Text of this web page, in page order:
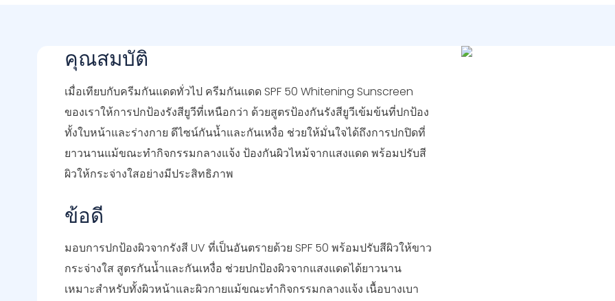
คุณสมบัติ
เมื่อเทียบกับครีมกันแดดทั่วไป ครีมกันแดด SPF 50 Whitening Sunscreen
ของเราให้การปกป้องรังสียูวีที่เหนือกว่า ด้วยสูตรป้องกันรังสียูวีเข้มข้นที่ปกป้อง
ทั้งใบหน้าและร่างกาย ดีไซน์กันน้ำและกันเหงื่อ ช่วยให้มั่นใจได้ถึงการปกปิดที่
ยาวนานแม้ขณะทำกิจกรรมกลางแจ้ง ป้องกันผิวไหม้จากแสงแดด พร้อมปรับสี
ผิวให้กระจ่างใสอย่างมีประสิทธิภาพ
ข้อดี
มอบการปกป้องผิวจากรังสี UV ที่เป็นอันตรายด้วย SPF 50 พร้อมปรับสีผิวให้ขาว
กระจ่างใส สูตรกันน้ำและกันเหงื่อ ช่วยปกป้องผิวจากแสงแดดได้ยาวนาน
เหมาะสำหรับทั้งผิวหน้าและผิวกายแม้ขณะทำกิจกรรมกลางแจ้ง เนื้อบางเบา